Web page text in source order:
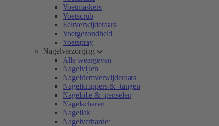
Voetmaskers
Voetscrub
Eeltverwijderaars
Voetgezondheid
Voetspray
Nagelverzorging
Alle weergeven
Nagelvijlen
Nagelriemverwijderaars
Nagelknippers & -tangen
Nagelolie & -penselen
Nagelscharen
Nagellak
Nagelverharder